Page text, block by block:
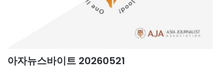
아자뉴스바이트 20260521